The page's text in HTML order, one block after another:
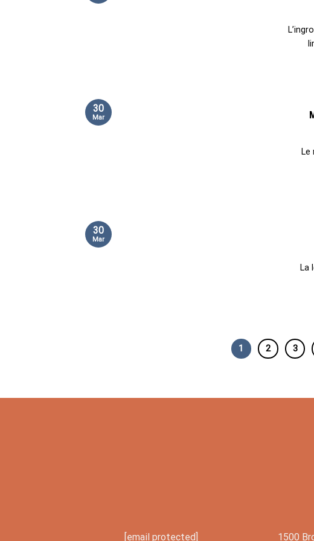
30
Mar
La
30
Mar
1 2 3
[email protected] 1500